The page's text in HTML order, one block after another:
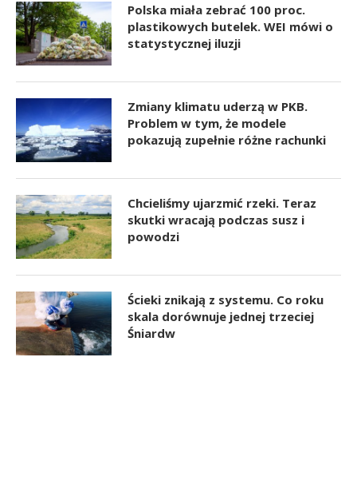
Polska miała zebrać 100 proc.
plastikowych butelek. WEI mówi o
statystycznej iluzji
Zmiany klimatu uderzą w PKB.
Problem w tym, że modele
pokazują zupełnie różne rachunki
Chcieliśmy ujarzmić rzeki. Teraz
skutki wracają podczas susz i
powodzi
Ścieki znikają z systemu. Co roku
skala dorównuje jednej trzeciej
Śniardw